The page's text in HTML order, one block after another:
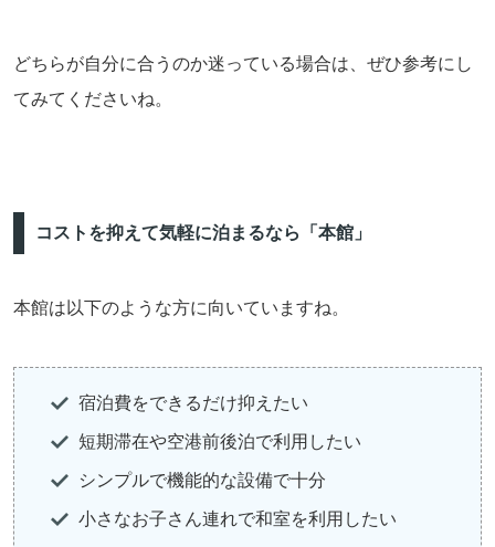
どちらが自分に合うのか迷っている場合は、ぜひ参考にし
てみてくださいね。
コストを抑えて気軽に泊まるなら「本館」
本館は以下のような方に向いていますね。
宿泊費をできるだけ抑えたい
短期滞在や空港前後泊で利用したい
シンプルで機能的な設備で十分
小さなお子さん連れで和室を利用したい